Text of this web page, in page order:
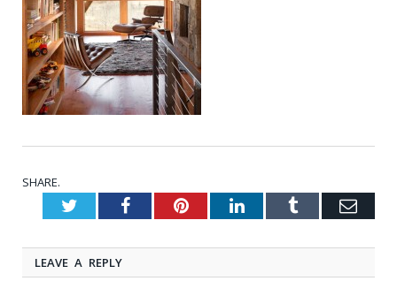
SHARE.
TwitterFacebookPinterestLinkedInTumblr
LEAVE A REPLY